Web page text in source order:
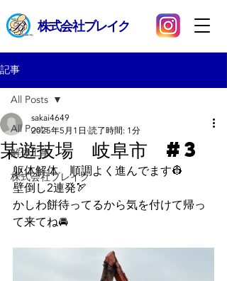
​株式会社ブレイク
記事
All Posts
解体工事
株式会社ブレイク
All Posts
某遊技場 岐阜市 #3
sakai4649
2025年5月1日 読了時間: 1分
躯体解体　順調よく進んでます👷
壁倒し2連発🏹
かしわ餅待ってるから気を付けて帰っ
て来てね🚘